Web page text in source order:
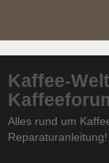
Kaffee-
Alles rund um
Reparaturanleitung!